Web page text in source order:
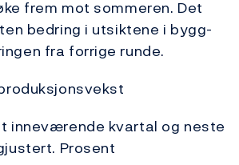
frem mot sommeren. Det
bedring i utsiktene i bygg-
fra forrige runde.
inneværende kvartal og neste
Prosent